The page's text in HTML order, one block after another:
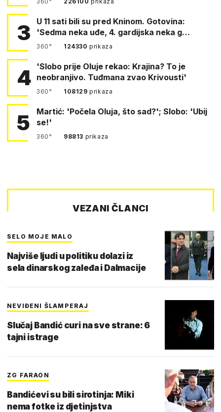
3
U 11 sati bili su pred Kninom. Gotovina:
'Sedma neka uđe, 4. gardijska neka g…
360° 124330prikaza
4
'Slobo prije Oluje rekao: Krajina? To je
neobranjivo. Tuđmana zvao Krivousti'
360° 108129prikaza
5
Martić: 'Počela Oluja, što sad?'; Slobo: 'Ubij
se!'
360° 98813 prikaza
VEZANI ČLANCI
SELO MOJE MALO
Najviše ljudi u politiku dolazi iz
sela dinarskog zaleđa i Dalmacije
NEVIĐENI ŠLAMPERAJ
Slučaj Bandić curi na sve strane: 6
tajni istrage
ZG FARAON
Bandićevi su bili sirotinja: Miki
nema fotke iz djetinjstva